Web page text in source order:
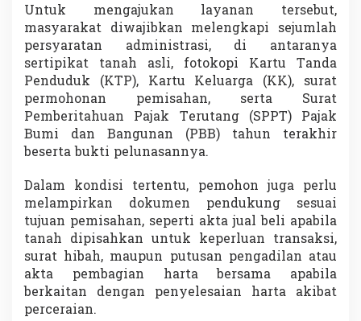
e
k
a
r
a
n
g
Untuk mengajukan layanan tersebut,
masyarakat diwajibkan melengkapi sejumlah
persyaratan administrasi, di antaranya
sertipikat tanah asli, fotokopi Kartu Tanda
Penduduk (KTP), Kartu Keluarga (KK), surat
permohonan pemisahan, serta Surat
Pemberitahuan Pajak Terutang (SPPT) Pajak
Bumi dan Bangunan (PBB) tahun terakhir
beserta bukti pelunasannya.
Dalam kondisi tertentu, pemohon juga perlu
melampirkan dokumen pendukung sesuai
tujuan pemisahan, seperti akta jual beli apabila
tanah dipisahkan untuk keperluan transaksi,
surat hibah, maupun putusan pengadilan atau
akta pembagian harta bersama apabila
berkaitan dengan penyelesaian harta akibat
perceraian.